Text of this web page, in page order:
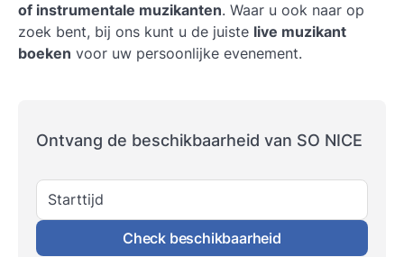
of instrumentale muzikanten. Waar u ook naar op
zoek bent, bij ons kunt u de juiste live muzikant
boeken voor uw persoonlijke evenement.
Ontvang de beschikbaarheid van SO NICE
Starttijd
Check beschikbaarheid